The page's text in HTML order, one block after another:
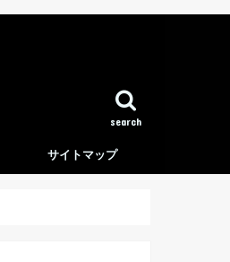
search
サイトマップ